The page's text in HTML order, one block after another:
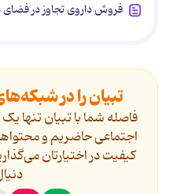
فروش داروی تجاوز در
تبیان را در
فاصله شما با تبیان
اجتماعی حاضریم و
کیفیت در اختیارتان